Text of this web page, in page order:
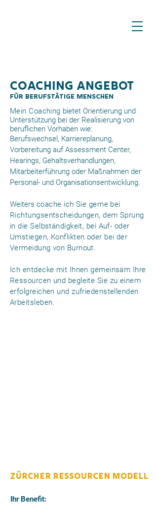
Coaching Angebot
für berufstätige Menschen​
Mein Coaching bietet Orientierung und
Unterstützung bei der Realisierung von
beruflichen Vorhaben wie:
Berufswechsel, Karriereplanung,
Vorbereitung auf Assessment Center,
Hearings, Gehaltsverhandlungen,
Mitarbeiterführung oder Maßnahmen der
Personal- und Organisationsentwicklung.
Weiters coache ich Sie gerne bei
Richtungsentscheidungen, dem Sprung
in die Selbständigkeit, bei Auf- oder
Umstiegen, Konflikten oder bei der
Vermeidung von Burnout.
Ich entdecke mit Ihnen gemeinsam Ihre
Ressourcen und begleite Sie zu einem
erfolgreichen und zufriedenstellenden
Arbeitsleben.
Ihr Benefit:
Zürcher ressourcen Modell